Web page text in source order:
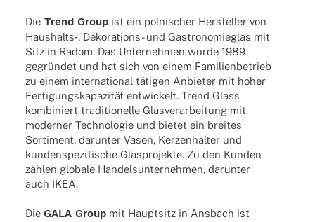
DieTrend Groupist ein polni­scher Herstel­ler von
Haushalts‑, Deko­ra­­ti­ons- und Gastro­no­mie­glas mit
Sitz in Radom. Das Unter­neh­men wurde 1989
gegrün­det und hat sich von einem Fami­li­en­be­trieb
zu einem inter­na­tio­nal täti­gen Anbie­ter mit hoher
Ferti­gungs­ka­pa­zi­tät entwi­ckelt. Trend Glass
kombi­niert tradi­tio­nelle Glas­ver­ar­bei­tung mit
moder­ner Tech­no­lo­gie und bietet ein brei­tes
Sorti­ment, darun­ter Vasen, Kerzen­hal­ter und
kunden­spe­zi­fi­sche Glas­pro­jekte. Zu den Kunden
zählen globale Handels­un­ter­neh­men, darun­ter
auch IKEA.
Die GALA Groupmit Haupt­sitz in Ansbach ist